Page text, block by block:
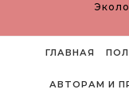
ГЛАВНАЯ
АВТОРАМ И